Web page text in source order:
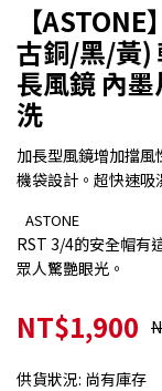
【
古銅/黑/黃)
長風鏡 內
洗
加長型風鏡增加擋
機袋設計。超快速吸
ASTONE
RST 3/4的安全帽有
眾人驚艷眼光。
NT$1,900
供貨狀況: 尚有庫存